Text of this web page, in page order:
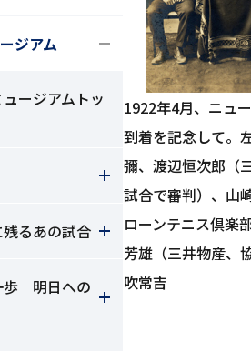
1922年4月、ニュ
到着を記念して。
彌、渡辺恒次郎（
試合で審判）、山
ローンテニス倶楽
芳雄（三井物産、
吹常吉
ジアム
ージアムトッ
るあの試合
歩 明日への